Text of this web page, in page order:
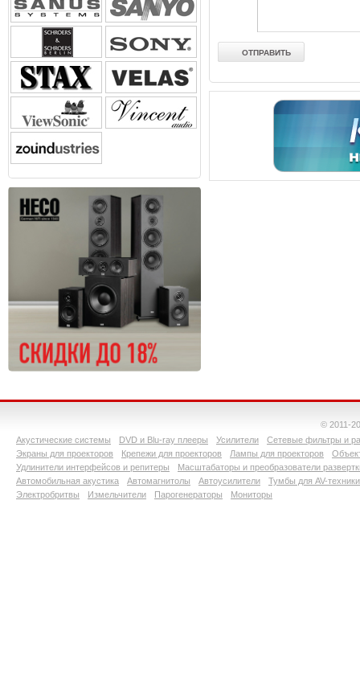
© 2011-
Акустические системы
DVD и Blu-ray плееры Усилители
Сетевые фильтры и
Экраны для проекторов
Крепежи для проекторов Лампы для проекторов
Удлинители интерфейсов и репитеры
Масштабаторы и преобразователи
Автомобильная акустика
Автомагнитолы Автоусилители
Тумбы для AV-техники
Электробритвы
Измельчители Парогенераторы Мониторы